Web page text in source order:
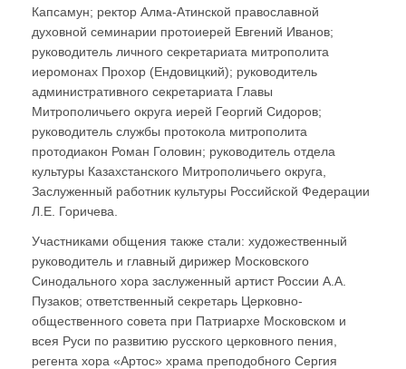
Капсамун; ректор Алма-Атинской православной
духовной семинарии протоиерей Евгений Иванов;
руководитель личного секретариата митрополита
иеромонах Прохор (Ендовицкий); руководитель
административного секретариата Главы
Митрополичьего округа иерей Георгий Сидоров;
руководитель службы протокола митрополита
протодиакон Роман Головин; руководитель отдела
культуры Казахстанского Митрополичьего округа,
Заслуженный работник культуры Российской Федерации
Л.Е. Горичева.
Участниками общения также стали: художественный
руководитель и главный дирижер Московского
Синодального хора заслуженный артист России А.А.
Пузаков; ответственный секретарь Церковно-
общественного совета при Патриархе Московском и
всея Руси по развитию русского церковного пения,
регента хора «Артос» храма преподобного Сергия